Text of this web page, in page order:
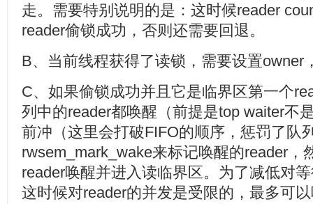
走。需要特别说明的是：这时候reader
reader偷锁成功，否则还需要回退。
B、当前线程获得了读锁，需要设置owner
C、如果偷锁成功并且它是临界区第一个
列中的reader都唤醒（前提是top waiter不
前冲（这里会打破FIFO的顺序，惩罚了队
rwsem_mark_wake来标记唤醒的reader，
reader唤醒并进入读临界区。为了减低对
这时候对reader的并发是受限的，最多可